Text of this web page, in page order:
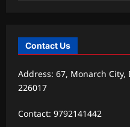
Contact Us
Address: 67, Monarch City,
226017
Contact: 9792141442